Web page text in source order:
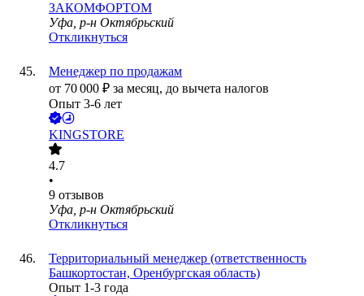
ЗАКОМФОРТОМ
Уфа, р-н Октябрьский
Откликнуться
Менеджер по продажам
от 70 000 ₽ за месяц, до вычета налогов
Опыт 3-6 лет
KINGSTORE
4.7
•
9 отзывов
Уфа, р-н Октябрьский
Откликнуться
Территориальный менеджер (ответственность
Башкортостан, Оренбургская область)
Опыт 1-3 года